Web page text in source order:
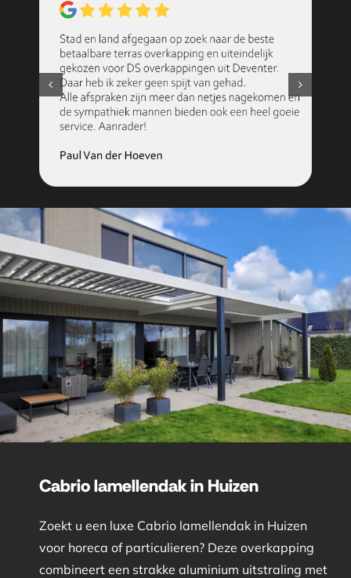
Cabrio lamellendak in Huizen
Zoekt u een luxe Cabrio lamellendak in Huizen
voor horeca of particulieren? Deze overkapping
combineert een strakke aluminium uitstraling met